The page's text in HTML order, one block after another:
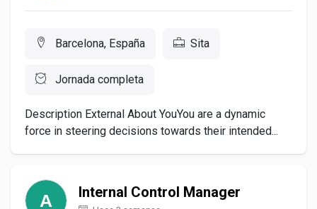
Barcelona, España Sita
Jornada completa
Description External About YouYou are a dynamic
force in steering decisions towards their intended...
Internal Control Manager